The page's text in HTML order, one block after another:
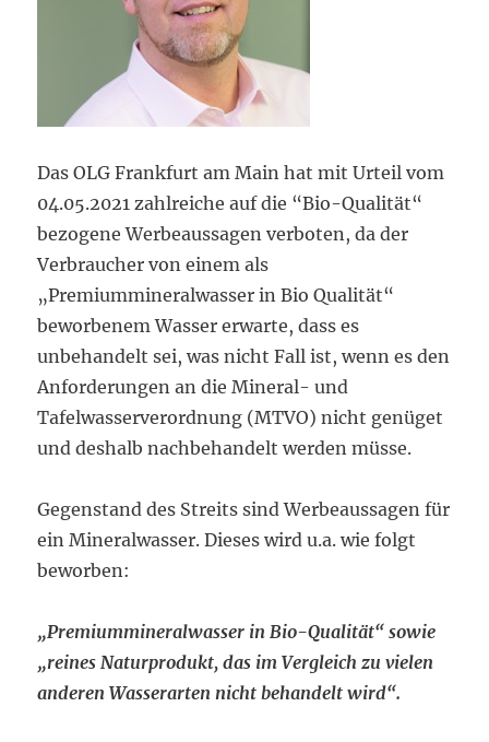
Das OLG Frankfurt am Main hat mit Urteil vom
04.05.2021 zahlreiche auf die “Bio-Qualität“
bezogene Werbeaussagen verboten, da der
Verbraucher von einem als
„Premiummineralwasser in Bio Qualität“
beworbenem Wasser erwarte, dass es
unbehandelt sei, was nicht Fall ist, wenn es den
Anforderungen an die Mineral- und
Tafelwasserverordnung (MTVO) nicht genüget
und deshalb nachbehandelt werden müsse.
Gegenstand des Streits sind Werbeaussagen für
ein Mineralwasser. Dieses wird u.a. wie folgt
beworben:
„Premiummineralwasser in Bio-Qualität“ sowie
„reines Naturprodukt, das im Vergleich zu vielen
anderen Wasserarten nicht behandelt wird“.